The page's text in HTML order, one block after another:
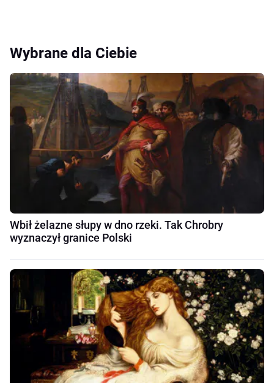
Wybrane dla Ciebie
Wbił żelazne słupy w dno rzeki. Tak Chrobry
wyznaczył granice Polski